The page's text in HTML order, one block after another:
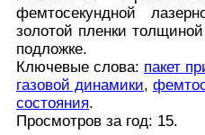
фемтосекундной
золотой пленки
подложке.
Ключевые слова: пакет
газовой динамики,
состояния.
Просмотров за год: 15.